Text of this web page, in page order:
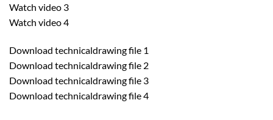
Watch video 3
Watch video 4
Download technicaldrawing file 1
Download technicaldrawing file 2
Download technicaldrawing file 3
Download technicaldrawing file 4